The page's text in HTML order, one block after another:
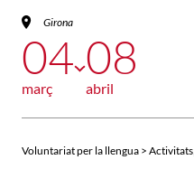
Girona
04
març
08
abril
Voluntariat per la llengua > Activitats